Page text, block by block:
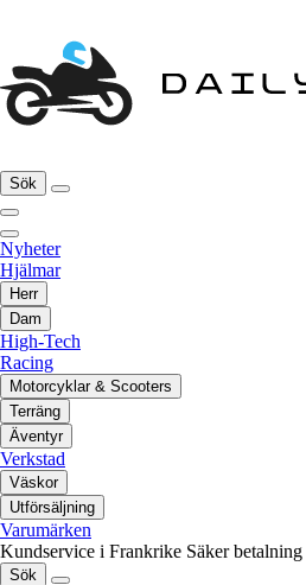
Sök
Nyheter
Hjälmar
Herr
Dam
High-Tech
Racing
Motorcyklar & Scooters
Terräng
Äventyr
Verkstad
Väskor
Utförsäljning
Varumärken
Kundservice i Frankrike Säker betalning
Sök